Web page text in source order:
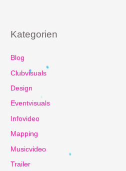
Kategorien
Blog
Clubvisuals
Design
Eventvisuals
Infovideo
Mapping
Musicvideo
Trailer